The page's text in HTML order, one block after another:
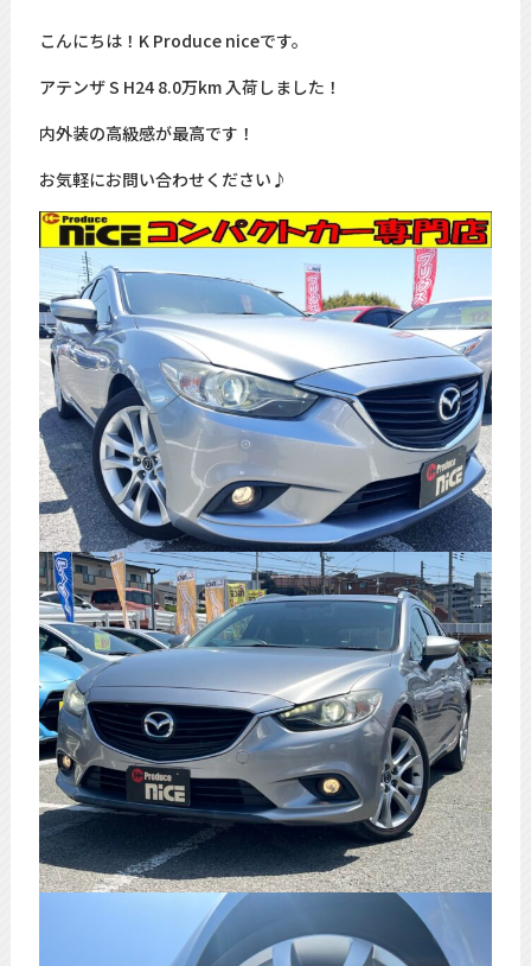
こんにちは！K Produce niceです。
アテンザ S H24 8.0万km 入荷しました！
内外装の高級感が最高です！
お気軽にお問い合わせください♪